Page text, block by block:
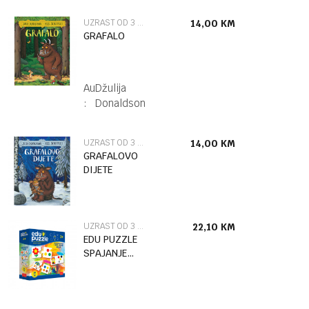
UZRAST OD 3 DO 6 GODINA
GRAFALO
Autor
:
Džulija
Donaldson
14,00 KM
UZRAST OD 3 DO 6 GODINA
GRAFALOVO
DIJETE
14,00 KM
UZRAST OD 3 DO 6 GODINA
EDU PUZZLE
SPAJANJE
22,10 KM